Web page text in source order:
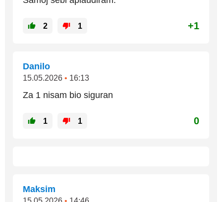
2 1 +1
Danilo
15.05.2026 • 16:13
Za 1 nisam bio siguran
1 1 0
Maksim